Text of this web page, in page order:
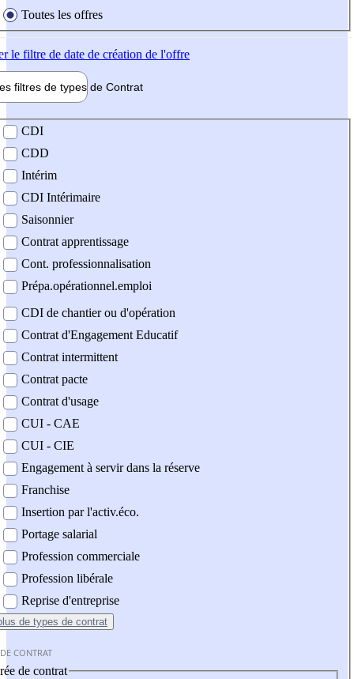
Toutes les offres
le filtre de date de création de l'offre
filtres de types de Contrat
contrat
CDI
CDD
Intérim
CDI Intérimaire
Saisonnier
Contrat apprentissage
Cont. professionnalisation
Prépa.opérationnel.emploi
CDI de chantier ou d'opération
Contrat d'Engagement Educatif
Contrat intermittent
Contrat pacte
Contrat d'usage
CUI - CAE
CUI - CIE
Engagement à servir dans la réserve
Franchise
Insertion par l'activ.éco.
Portage salarial
Profession commerciale
Profession libérale
Reprise d'entreprise
de types de contrat
CONTRAT
de contrat